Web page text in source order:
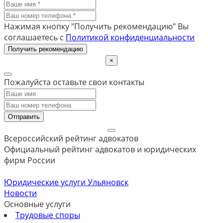
Нажимая кнопку "Получить рекомендацию" Вы
соглашаетесь с Политикой конфиденциальности
Получить рекомендацию
×
Пожалуйста оставьте свои контакты
Отправить
Всероссийский рейтинг адвокатов
Официальный рейтинг адвокатов и юридических
фирм России
Юридические услуги Ульяновск
Новости
Основные услуги
Трудовые споры